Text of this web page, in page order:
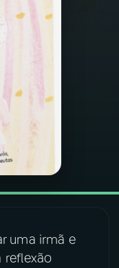
uma irmã e
reflexão